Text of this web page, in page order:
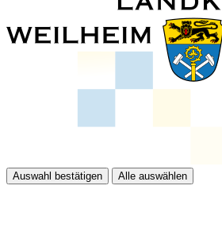
Auswahl bestätigen Alle auswählen